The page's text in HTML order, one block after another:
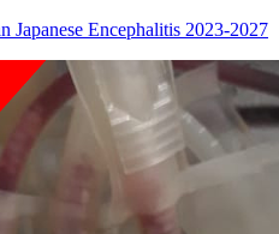
Japanese Encephalitis 2023-2027